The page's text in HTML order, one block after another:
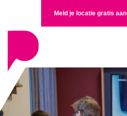
Meld je locatie gratis aan